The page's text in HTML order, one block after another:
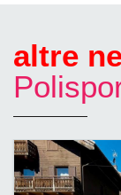
altre